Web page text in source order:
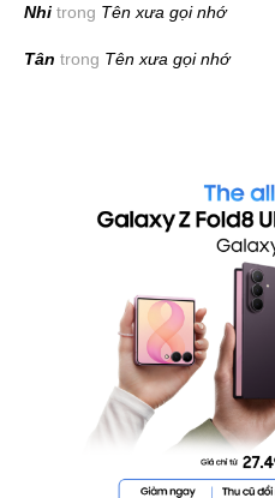
Nhi trong Tên xưa gọi nhớ
Tân trong Tên xưa gọi nhớ